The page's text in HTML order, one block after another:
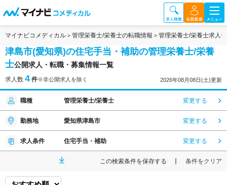
マイナビコメディカル 管理栄養士/栄養士の転職情報 管理栄養士/栄養士求人
津島市(愛知県)の住宅手当・補助の管理栄養士/栄養
士公開求人・転職・募集情報一覧
求人数 4 件※非公開求人を除く 2026年08月08日(土)更新
職種 管理栄養士/栄養士 変更する
勤務地 愛知県津島市 変更する
求人条件 住宅手当・補助 変更する
この検索条件を保存する 条件をクリア